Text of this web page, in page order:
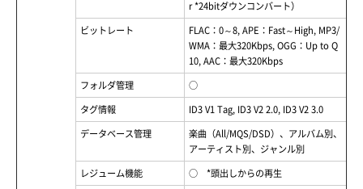
r *24bitダウンコンバート）
ビットレート
FLAC：0～8, APE：Fast～High, MP3/
WMA：最大320Kbps, OGG：Up to Q
10, AAC：最大320Kbps
フォルダ管理 ○
タグ情報 ID3 V1 Tag, ID3 V2 2.0, ID3 V2 3.0
データベース管理
楽曲（All/MQS/DSD）、アルバム別、
アーティスト別、ジャンル別
レジューム機能 ○ *頭出しからの再生